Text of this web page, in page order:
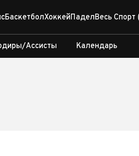
БаскетболХоккейПаделВесь
Ассисты Календарь